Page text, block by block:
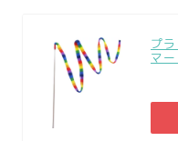
プ
マ